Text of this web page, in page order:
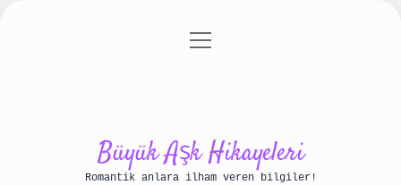
Gizlilik Politikası
menüyü
Büyük Aşk Hikayeleri
Romantik anlara ilham veren bilgiler!